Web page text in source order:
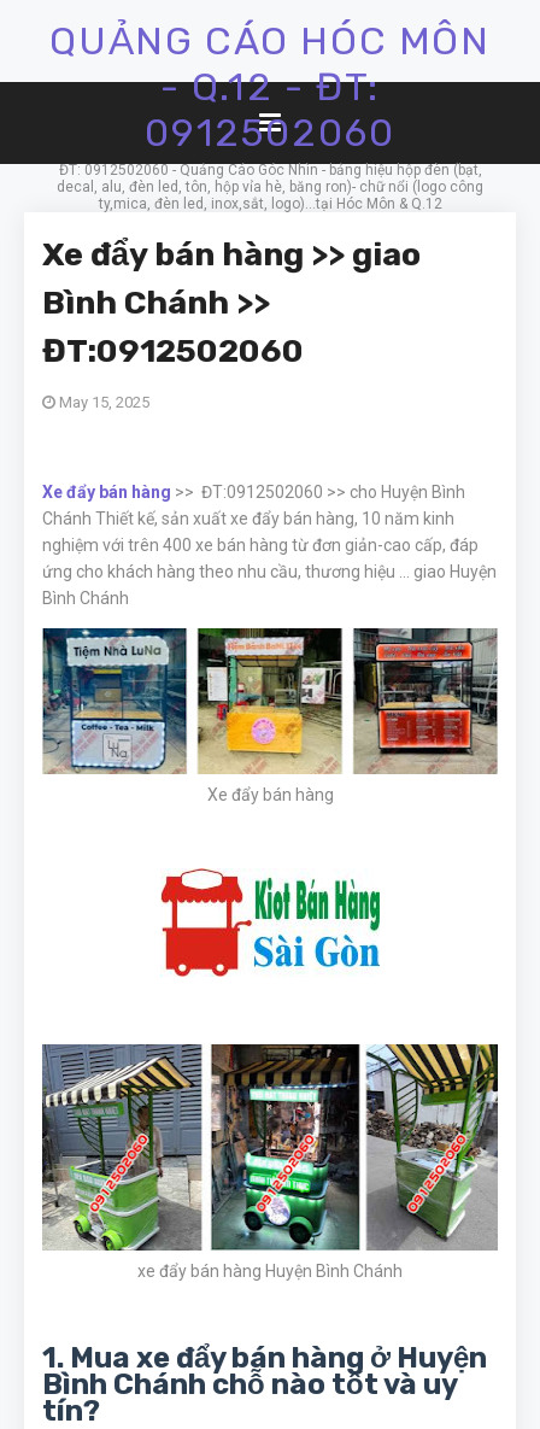
QUẢNG CÁO HÓC MÔN
- Q.12 - ĐT:
0912502060
ĐT: 0912502060 - Quảng Cáo Góc Nhìn - bảng hiệu hộp đèn (bạt,
decal, alu, đèn led, tôn, hộp vỉa hè, băng ron)- chữ nổi (logo công
ty,mica, đèn led, inox,sắt, logo)...tại Hóc Môn & Q.12
Xe đẩy bán hàng >> giao
Bình Chánh >>
ĐT:0912502060
May 15, 2025
Xe đẩy bán hàng >> ĐT:0912502060 >> cho Huyện Bình
Chánh Thiết kế, sản xuất xe đẩy bán hàng, 10 năm kinh
nghiệm với trên 400 xe bán hàng từ đơn giản-cao cấp, đáp
ứng cho khách hàng theo nhu cầu, thương hiệu ... giao Huyện
Bình Chánh
Xe đẩy bán hàng
xe đẩy bán hàng Huyện Bình Chánh
1. Mua xe đẩy bán hàng ở Huyện
Bình Chánh chỗ nào tốt và uy
tín?